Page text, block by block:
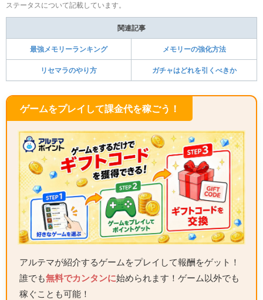
ステータスについて記載しています。
関連記事
最強メモリーランキング メモリーの強化方法
リセマラのやり方 ガチャはどれを引くべきか
ゲームをプレイして課金代を稼ごう！
アルテマが紹介するゲームをプレイして報酬をゲット！
誰でも無料でカンタンに始められます！ゲーム以外でも
稼ぐことも可能！